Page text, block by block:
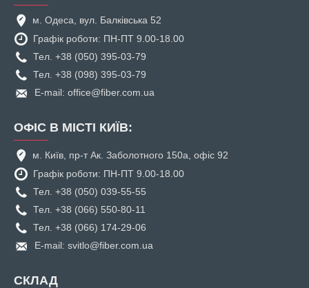
м. Одеса, вул. Балківська 52
Графік роботи: ПН-ПТ 9.00-18.00
Тел. +38 (050) 395-03-79
Тел. +38 (098) 395-03-79
E-mail: office@fiber.com.ua
ОФІС В МІСТІ КИЇВ:
м. Київ, пр-т Ак. Заболотного 150а, офіс 92
Графік роботи: ПН-ПТ 9.00-18.00
Тел. +38 (050) 039-55-55
Тел. +38 (066) 550-80-11
Тел. +38 (066) 174-29-06
E-mail: svitlo@fiber.com.ua
СКЛАД